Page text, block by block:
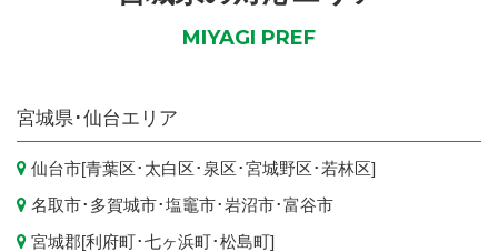
MIYAGI PREF
宮城県 ･仙台エリア
仙台市[青葉区･ 太白区･ 泉区･宮城野区･ 若林区]
名取市･ 多賀城市･塩竈市･岩沼市･富谷市
宮城郡[利府町･七ヶ浜町･松島町]